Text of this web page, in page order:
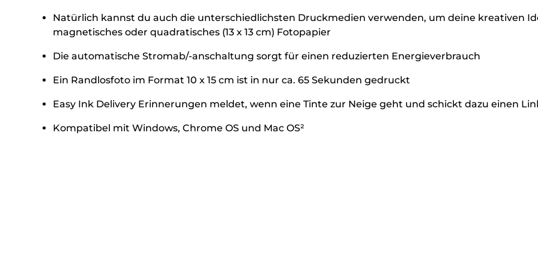
Natürlich kannst du auch die unterschiedlichsten Druckmedien verwenden, um deine kreativen
magnetisches oder quadratisches (13 x 13 cm) Fotopapier
Die automatische Stromab/-anschaltung sorgt für einen reduzierten Energieverbrauch
Ein Randlosfoto im Format 10 x 15 cm ist in nur ca. 65 Sekunden gedruckt
Easy Ink Delivery Erinnerungen meldet, wenn eine Tinte zur Neige geht und schickt dazu einen
Kompatibel mit Windows, Chrome OS und Mac OS²